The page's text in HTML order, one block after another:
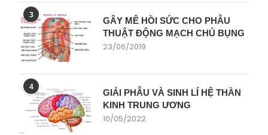
3
GÂY MÊ HỒI SỨC CHO PHẪU
THUẬT ĐỘNG MẠCH CHỦ BỤNG
23/06/2019
4
GIẢI PHẪU VÀ SINH LÍ HỆ THẦN
KINH TRUNG ƯƠNG
10/05/2022